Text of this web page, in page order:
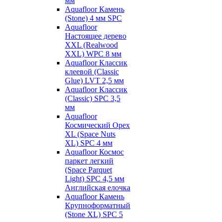
Aquafloor Камень
(Stone) 4 мм SPC
Aquafloor
Настоящее дерево
XXL (Realwood
XXL) WPC 8 мм
Aquafloor Классик
клеевой (Classic
Glue) LVT 2,5 мм
Aquafloor Классик
(Classic) SPC 3,5
мм
Aquafloor
Космический Орех
XL (Space Nuts
XL) SPC 4 мм
Aquafloor Космос
паркет легкий
(Space Parquet
Light) SPC 4,5 мм
Английская елочка
Aquafloor Камень
Крупноформатный
(Stone XL) SPC 5